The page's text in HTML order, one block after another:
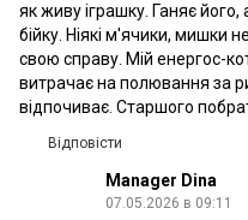
як живу іграшку. Ганяє
бійку. Ніякі м'ячики, мишки
свою справу. Мій енергос-
витрачає на полювання за
відпочиває. Старшого
Відповісти
Manager Dina
07.05.2026 в 09:11